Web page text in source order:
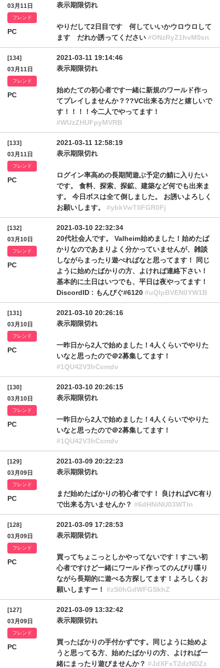
03月11日
フレンド
PC
表示期限切れ
やりだして2日目です 何していいかウロウロして
ます だれか誘ってください #ONzRyZ1hvM0xn
[134]
03月11日
フレンド
PC
2021-03-11 19:14:46
表示期限切れ
始めたての初心者です一緒に新規のワールド作っ
てプレイしませんか？??VC出来る方だと嬉しいで
す！！！！今二人でやってます！
#WUzZHUFpyMVRB
[133]
03月11日
フレンド
PC
2021-03-11 12:58:19
表示期限切れ
ログイン率高めの長期間遊ぶ予定の鯖に入りたい
です。 食料、探索、探鉱、建築など何でも出来ま
す。 今日ボスは全て倒しました。 お誘いよろしく
お願いします。 #ybkVwT0FGR0Fj
[132]
03月10日
フレンド
PC
2021-03-10 22:32:34
20代社会人です。 Valheim始めました！始めたば
かりなのであまりよく分かっていませんが、雑談
しながらまったり遊べればなと思ってます！ 同じ
ように始めたばかりの方、よければ連絡下さい！
基本的に土日はいつでも、平日は夜やってます！
DiscordID : もんぴぐ#6120 #uQlpBVEN0YW1B
[131]
03月10日
フレンド
PC
2021-03-10 20:26:16
表示期限切れ
一昨日から2人で始めました！4人くらいでやりた
いなと思ったので＠2募集してます！
#1QU42V3hCcmdv
[130]
03月10日
フレンド
PC
2021-03-10 20:26:15
表示期限切れ
一昨日から2人で始めました！4人くらいでやりた
いなと思ったので＠2募集してます！
#1QU42V3hCcmdv
[129]
03月09日
フレンド
PC
2021-03-09 20:22:23
表示期限切れ
まだ始めたばかりの初心者です！ 良ければVC有り
で出来る方いませんか？ #6dHNiNU03WTln
[128]
03月09日
フレンド
PC
2021-03-09 17:28:53
表示期限切れ
買ってちょこっとしかやってないです！すごい初
心者ですけど一緒にワールド作ってのんびり喋り
ながら長期的に遊べる方探してます！よろしくお
願いしますー！ #zS0hGdWFGSkhZ
[127]
03月09日
フレンド
PC
2021-03-09 13:32:42
表示期限切れ
買ったばかりの手付かずです。同じように始めよ
うと思ってる方、始めたばかりの方、よければ一
緒にまったり遊びませんか？ #JdXFxT2dzNDZz